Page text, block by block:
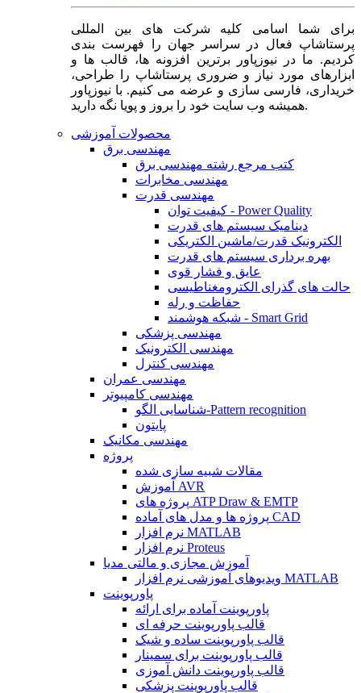
برای شما اسامی کلیه شرکت های بین المللی
پرستاشاپ فعال در سراسر جهان را فهرست بندی
کردیم. ما در نیوزپاور برترین افزونه ها، قالب ها و
ابزارهای مورد نیاز و ضروری پرستاشاپ را طراحی،
خریداری، فارسی سازی و عرضه می کنیم. با نیوزپاور
همیشه وب سایت خود را بروز و پویا نگه دارید.
محصولات آموزشی
مهندسی برق
کتب مرجع رشته مهندسی برق
مهندسی مخابرات
مهندسی قدرت
کیفیت توان - Power Quality
دینامیک سیستم های قدرت
الکترونیک قدرت/ماشین الکتریکی
بهره برداری سیستم های قدرت
عایق و فشار قوی
حالت های گذرای الکترومغناطیسی
حفاظت و رله
شبکه هوشمند - Smart Grid
مهندسی پزشکی
مهندسی الکترونیک
مهندسی کنترل
مهندسی عمران
مهندسی کامپیوتر
شناسایی الگو-Pattern recognition
پایتون
مهندسی مکانیک
پروژه
مقالات شبیه سازی شده
آموزش AVR
پروژه های ATP Draw & EMTP
پروژه ها و مدل های آماده CAD
نرم افزار MATLAB
نرم افزار Proteus
آموزش مجازی و مالتی مدیا
ویدیوهای آموزشی نرم افزار MATLAB
پاورپوینت
پاورپوینت آماده برای ارائه
قالب پاورپوینت حرفه ای
قالب پاورپوینت ساده و شیک
قالب پاورپوینت برای سمینار
قالب پاورپوینت دانش آموزی
قالب پاورپوینت پزشکی